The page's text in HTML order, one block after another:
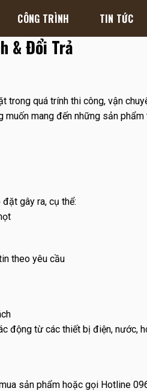
CÔNG TRÌNH TIN TỨC
& Đổi Trả
quá trính thi công, vận
muốn mang đến những sản
gây ra, cụ thể:
theo yêu cầu
động từ các thiết bị điện, nước,
sản phẩm hoặc gọi Hotline